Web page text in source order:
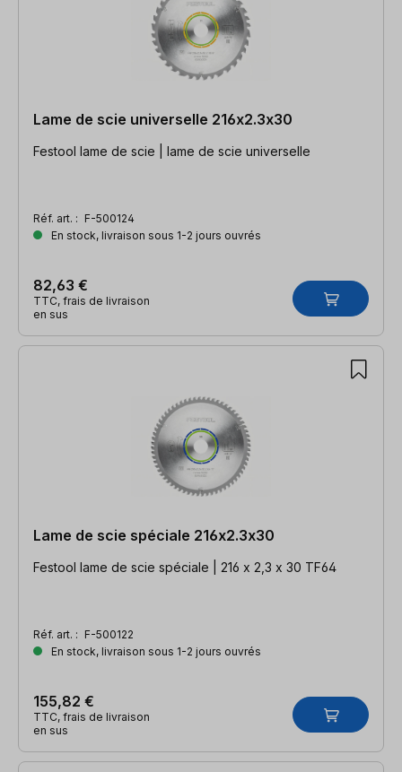
Lame de scie universelle 216x2.3x30
Festool lame de scie | lame de scie universelle
Réf. art. : F-500124
En stock, livraison sous 1-2 jours ouvrés
82,63 €
TTC, frais de livraison
en sus
Lame de scie spéciale 216x2.3x30
Festool lame de scie spéciale | 216 x 2,3 x 30 TF64
Réf. art. : F-500122
En stock, livraison sous 1-2 jours ouvrés
155,82 €
TTC, frais de livraison
en sus